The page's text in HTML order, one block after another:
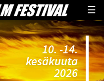
☰
10. -14.
kesäkuuta
2026